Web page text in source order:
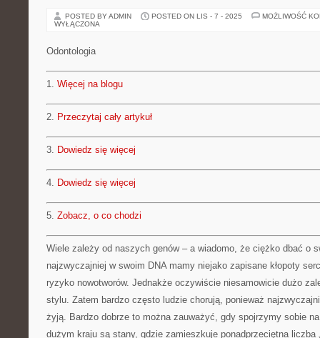
POSTED BY ADMIN POSTED ON LIS - 7 - 2025
MOŻLIWOŚĆ
WYŁĄCZONA
Odontologia
1. Więcej na blogu
2. Przeczytaj cały artykuł
3. Dowiedz się więcej
4. Dowiedz się więcej
5. Zobacz, o co chodzi
Wiele zależy od naszych genów – a wiadomo, że ciężko dbać o
najzwyczajniej w swoim DNA mamy niejako zapisane kłopoty
ryzyko nowotworów. Jednakże oczywiście niesamowicie dużo
stylu. Zatem bardzo często ludzie chorują, ponieważ
żyją. Bardzo dobrze to można zauważyć, gdy spojrzymy sobie
dużym kraju są stany, gdzie zamieszkuje ponadprzeciętna liczba